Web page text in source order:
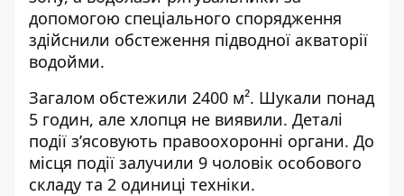
допомогою спеціального спорядження
здійснили обстеження підводної акваторії
водойми.
Загалом обстежили 2400 м². Шукали понад
5 годин, але хлопця не виявили. Деталі
події з’ясовують правоохоронні органи. До
місця події залучили 9 чоловік особового
складу та 2 одиниці техніки.